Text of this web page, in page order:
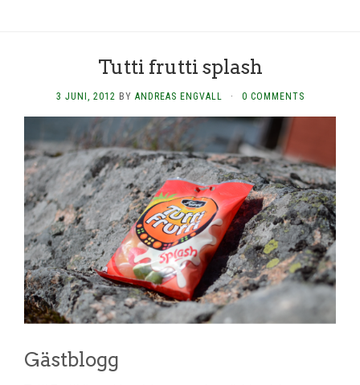
Tutti frutti splash
3 JUNI, 2012 BY ANDREAS ENGVALL · 0 COMMENTS
Gästblogg